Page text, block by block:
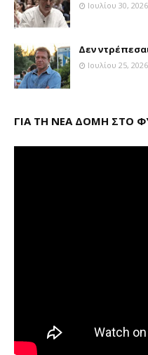
Ιουλίου 30, 2026
Δεν
Ιουλίου 25, 2026
ΓΙΑ ΤΗ ΝΕΑ ΔΟΜΗ ΣΤΟ